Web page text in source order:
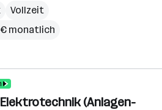
Vollzeit
€ monatlich
(Anlagen-